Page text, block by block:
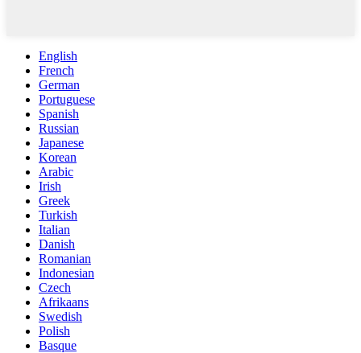
English
French
German
Portuguese
Spanish
Russian
Japanese
Korean
Arabic
Irish
Greek
Turkish
Italian
Danish
Romanian
Indonesian
Czech
Afrikaans
Swedish
Polish
Basque